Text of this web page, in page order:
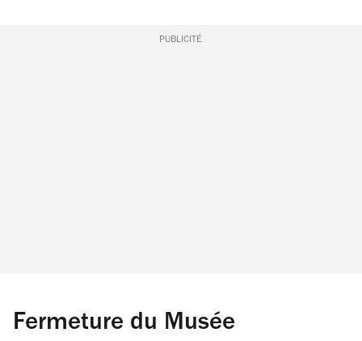
PUBLICITÉ
Fermeture du Musée